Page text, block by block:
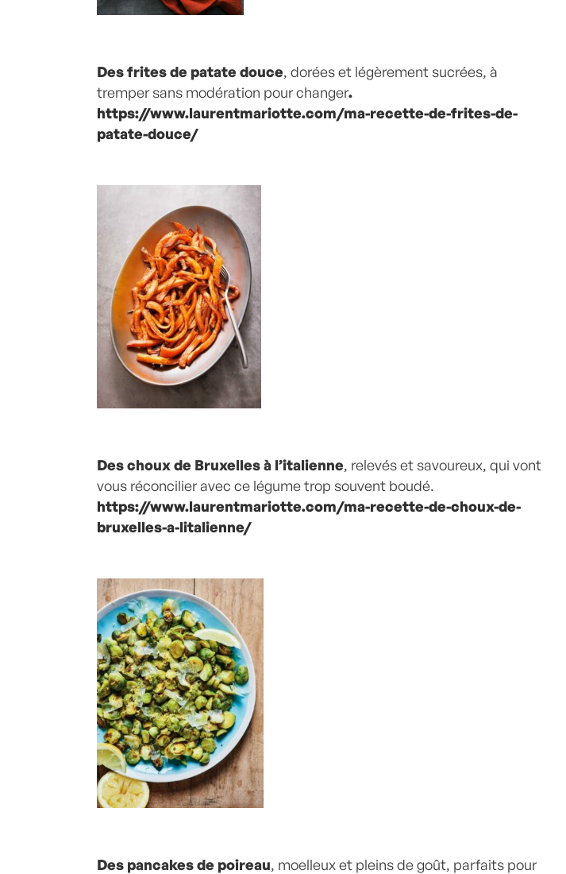
Des frites de patate douce, dorées et légèrement sucrées, à
tremper sans modération pour changer.
https://www.laurentmariotte.com/ma-recette-de-frites-de-
patate-douce/
Des choux de Bruxelles à l’italienne, relevés et savoureux, qui vont
vous réconcilier avec ce légume trop souvent boudé.
https://www.laurentmariotte.com/ma-recette-de-choux-de-
bruxelles-a-litalienne/
Des pancakes de poireau, moelleux et pleins de goût, parfaits pour